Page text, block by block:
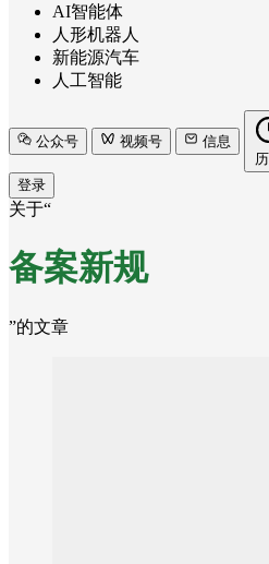
AI智能体
人形机器人
新能源汽车
人工智能
公众号 视频号
信息
登录
关于“
备案新规
”的文章